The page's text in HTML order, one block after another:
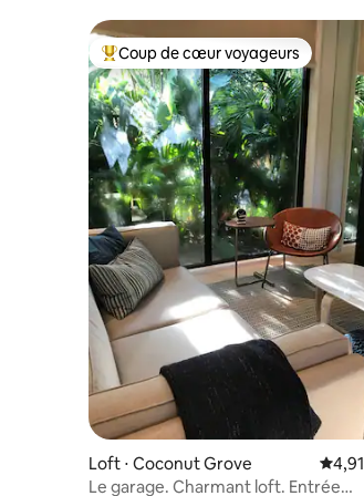
Coups de cœur voyageurs les plus
Coup de cœur voyageurs
Loft ⋅ Coconut Grove
Le garage. Charmant loft. Entrée